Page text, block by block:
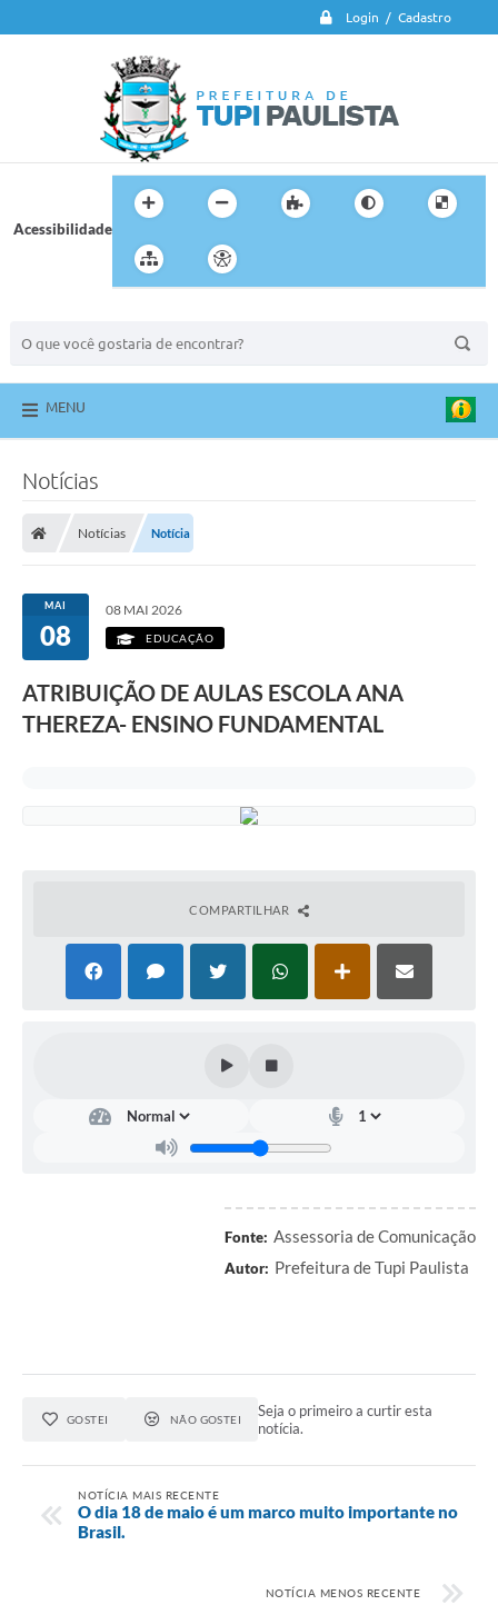
Login / Cadastro
Acessibilidade
MENU
Notícias
Notícias Notícia
MAI
08
08 MAI 2026
EDUCAÇÃO
ATRIBUIÇÃO DE AULAS ESCOLA ANA
THEREZA- ENSINO FUNDAMENTAL
COMPARTILHAR
Fonte: Assessoria de Comunicação
Autor: Prefeitura de Tupi Paulista
GOSTEI NÃO GOSTEI
Seja o primeiro a curtir esta
notícia.
NOTÍCIA MAIS RECENTE
O dia 18 de maio é um marco muito importante no
Brasil.
NOTÍCIA MENOS RECENTE